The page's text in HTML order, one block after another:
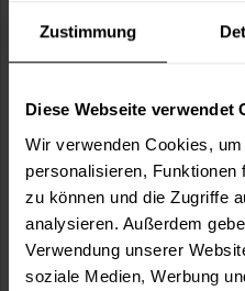
Zustimmung
Diese Webseite verwendet
Wir verwenden Cookies,
personalisieren, Funktionen
zu können und die Zugriffe
analysieren. Außerdem
Verwendung unserer
soziale Medien, Werbung
Verbrauch berechnen